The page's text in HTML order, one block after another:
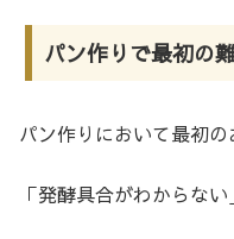
パン作りで最初の
パン作りにおいて最初の
「発酵具合がわからない